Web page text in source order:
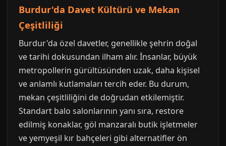
Burdur'da Davet Kültürü ve Mekan
Çeşitliliği
Burdur'da özel davetler, genellikle şehrin doğal
ve tarihi dokusundan ilham alır. İnsanlar, büyük
metropollerin gürültüsünden uzak, daha kişisel
ve anlamlı kutlamaları tercih eder. Bu durum,
mekan çeşitliliğini de doğrudan etkilemiştir.
Standart balo salonlarının yanı sıra, restore
edilmiş konaklar, göl manzaralı butik işletmeler
ve yemyeşil kır bahçeleri gibi alternatifler ön